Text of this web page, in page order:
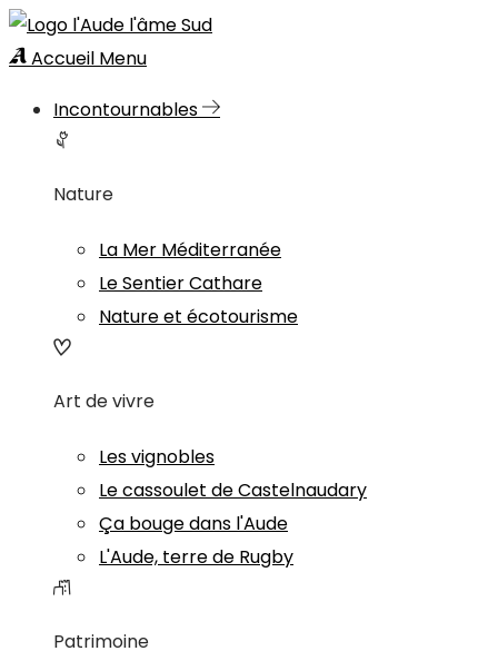
Accueil Menu
Incontournables
Nature
La Mer Méditerranée
Le Sentier Cathare
Nature et écotourisme
Art de vivre
Les vignobles
Le cassoulet de Castelnaudary
Ça bouge dans l'Aude
L'Aude, terre de Rugby
Patrimoine